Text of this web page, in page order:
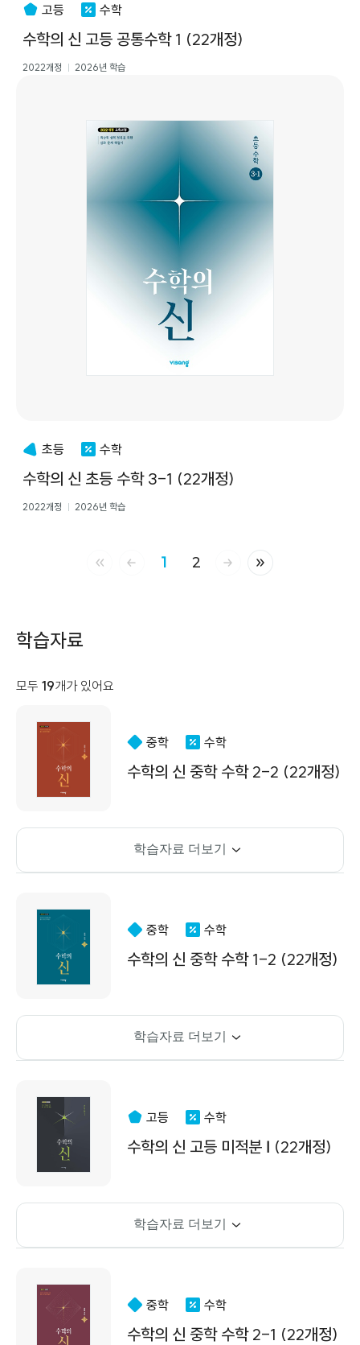
고등 수학
수학의 신 고등 공통수학 1 (22개정)
2022개정 2026년 학습
초등 수학
수학의 신 초등 수학 3-1 (22개정)
2022개정 2026년 학습
처음 페이지이전 페이지
1 2 다음 페이지마지막 페이지
학습자료
모두 19개가 있어요
중학 수학
수학의 신 중학 수학 2-2 (22개정)
학습자료 더보기
중학 수학
수학의 신 중학 수학 1-2 (22개정)
학습자료 더보기
고등 수학
수학의 신 고등 미적분 Ⅰ (22개정)
학습자료 더보기
중학 수학
수학의 신 중학 수학 2-1 (22개정)